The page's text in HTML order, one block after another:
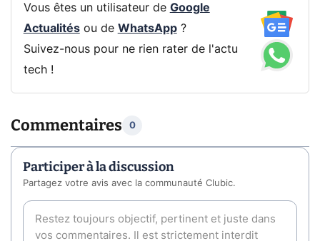
Vous êtes un utilisateur de Google
Actualitésou de WhatsApp?
Suivez-nous pour ne rien rater de l'actu
tech !
Commentaires 0
Participer à la discussion
Partagez votre avis avec la communauté Clubic.